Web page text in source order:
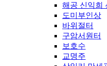
해공 신익희
도미부인상
바위절터
구암서원터
보호수
교명주